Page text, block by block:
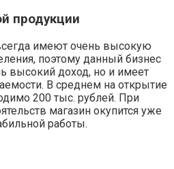
продукции
имеют очень высокую
поэтому данный бизнес
высокий доход, но и имеет
В среднем на открытие
200 тыс. рублей. При
магазин окупится уже
работы.